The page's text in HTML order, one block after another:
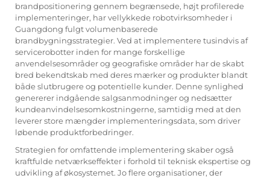
brandpositionering gennem begrænsede, højt profilerede
implementeringer, har vellykkede robotvirksomheder i
Guangdong fulgt volumenbaserede
brandbygningsstrategier. Ved at implementere tusindvis af
servicerobotter inden for mange forskellige
anvendelsesområder og geografiske områder har de skabt
bred bekendtskab med deres mærker og produkter blandt
både slutbrugere og potentielle kunder. Denne synlighed
genererer indgående salgsanmodninger og nedsætter
kundeanvindelsesomkostningerne, samtidig med at den
leverer store mængder implementeringsdata, som driver
løbende produktforbedringer.
Strategien for omfattende implementering skaber også
kraftfulde netværkseffekter i forhold til teknisk ekspertise og
udvikling af økosystemet. Jo flere organisationer, der